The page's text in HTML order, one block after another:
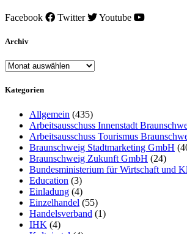
Facebook Twitter Youtube
Archiv
Archiv
Kategorien
Allgemein (435)
Arbeitsausschuss Innenstadt
Arbeitsausschuss Tourismus
Braunschweig Stadtmarketing GmbH
Braunschweig Zukunft GmbH (24)
Bundesministerium für Wirtschaft und
Education (3)
Einladung (4)
Einzelhandel (55)
Handelsverband (1)
IHK (4)